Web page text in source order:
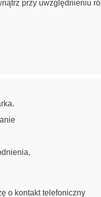
przy uwzględnieniu
o kontakt telefoniczny